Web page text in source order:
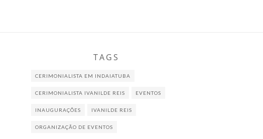
TAGS
CERIMONIALISTA EM INDAIATUBA
CERIMONIALISTA IVANILDE REIS EVENTOS
INAUGURAÇÕES IVANILDE REIS
ORGANIZAÇÃO DE EVENTOS